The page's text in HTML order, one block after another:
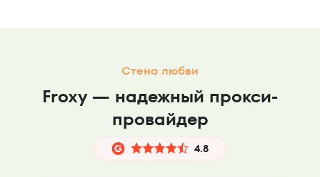
Стена любви
Froxy — надежный прокси-
провайдер
4.8